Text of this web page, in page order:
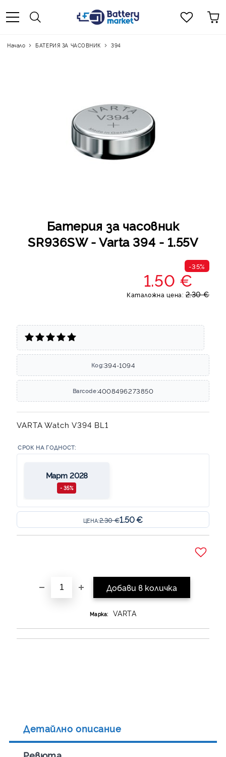
Начало БАТЕРИЯ ЗА ЧАСОВНИК 394
Батерия за часовник
SR936SW - Varta 394 - 1.55V
-35%
1.50 €
Каталожна цена: 2.30 €
Код:394-1094
Barcode:4008496273850
VARTA Watch V394 BL1
СРОК НА ГОДНОСТ:
Март 2028
- 35%
ЦЕНА:2.30 €1.50 €
Марка: VARTA
Детайлно описание